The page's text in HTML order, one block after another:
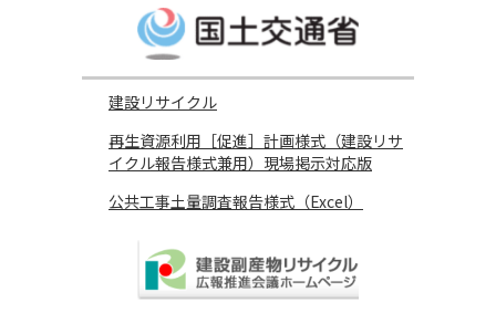
建設リサイクル
再生資源利用［促進］計画様式（建設リサ
イクル報告様式兼用）現場掲示対応版
公共工事土量調査報告様式（Excel）